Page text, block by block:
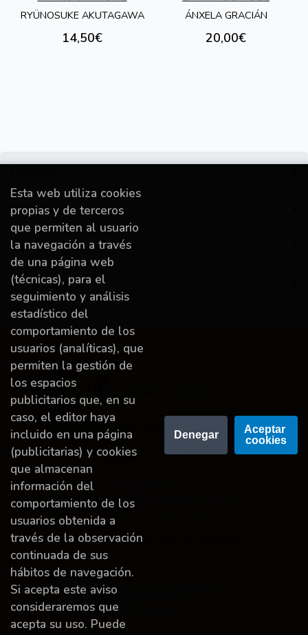
RYÜNOSUKE AKUTAGAWA
14,50€
TROVADOR
ÁNXELA GRACIÁN
20,00€
Información
Destacado
A miña conta
Proyecto financiado por la Dirección General del
Libro y Fomento de la Lectura, Ministerio de
Cultura y Deporte.
Financiado por la Unión Europea-Next Generation
Esta web utiliza cookies
propias y de terceros
que permiten al usuario
la navegación a través
de una página web
(técnicas), para el
seguimiento y análisis
estadístico del
comportamiento de los
usuarios (analíticas), que
permiten la gestión de
los espacios
publicitarios que, en su
caso, el editor haya
incluido en una página
(publicitarias) y cookies
que almacenan
información del
comportamiento de los
usuarios obtenida a
través de la observación
continuada de sus
hábitos de navegación.
Si acepta este aviso
consideraremos que
acepta su uso. Puede
Denegar
Aceptar
cookies